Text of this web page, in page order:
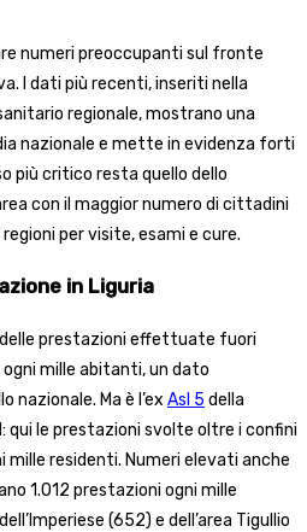
numeri preoccupanti sul fronte
I dati più recenti, inseriti nella
regionale, mostrano una
nazionale e mette in evidenza forti
più critico resta quello dello
con il maggior numero di cittadini
per visite, esami e cure.
in Liguria
prestazioni effettuate fuori
mille abitanti, un dato
Ma è l’ex Asl 5 della
qui le prestazioni svolte oltre i confini
mille residenti. Numeri elevati anche
1.012 prestazioni ogni mille
(652) e dell’area Tigullio